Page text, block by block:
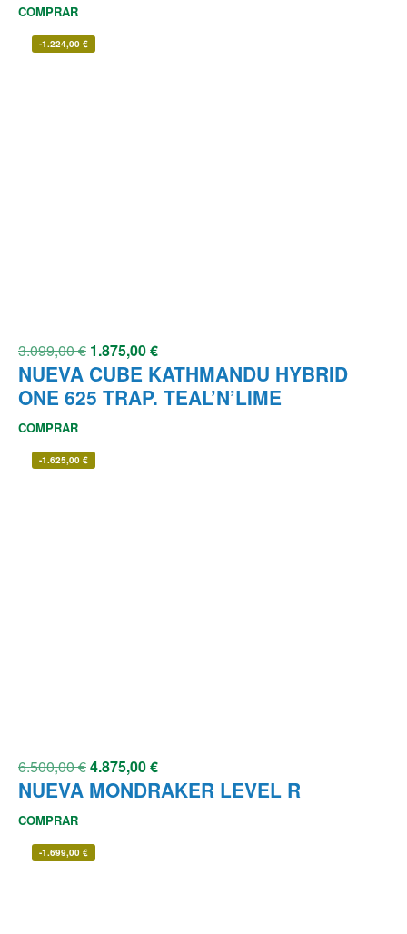
COMPRAR
-1.224,00 €
3.099,00€ 1.875,00€
NUEVA CUBE KATHMANDU HYBRID
ONE 625 TRAP. TEAL’N’LIME
COMPRAR
-1.625,00 €
6.500,00€4.875,00€
NUEVA MONDRAKER LEVEL R
COMPRAR
-1.699,00 €